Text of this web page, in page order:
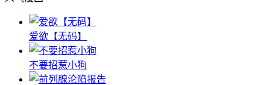
Twin Leash